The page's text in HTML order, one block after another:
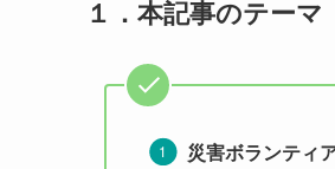
１． 本記事のテーマ
災害ボランティ